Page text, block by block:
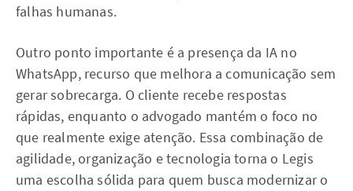
falhas humanas.
Outro ponto importante é a presença da IA no
WhatsApp, recurso que melhora a comunicação sem
gerar sobrecarga. O cliente recebe respostas
rápidas, enquanto o advogado mantém o foco no
que realmente exige atenção. Essa combinação de
agilidade, organização e tecnologia torna o Legis
uma escolha sólida para quem busca modernizar o